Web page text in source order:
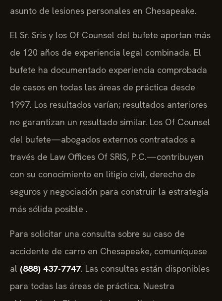
asunto de lesiones personales en Chesapeake.
El Sr. Sris y los Of Counsel del bufete aportan más
de 120 años de experiencia legal combinada. El
bufete ha documentado experiencia comprobada
de casos en todas las áreas de práctica desde
1997. Los resultados varían; resultados anteriores
no garantizan un resultado similar. Los Of Counsel
del bufete—abogados externos contratados a
través de Law Offices Of SRIS, P.C.—contribuyen
con su conocimiento en litigio civil, derecho de
seguros y negociación para construir la estrategia
más sólida posible .
Para solicitar una consulta sobre su caso de
accidente de carro en Chesapeake, comuníquese
al (888) 437-7747. Las consultas están disponibles
para todas las áreas de práctica. Nuestra